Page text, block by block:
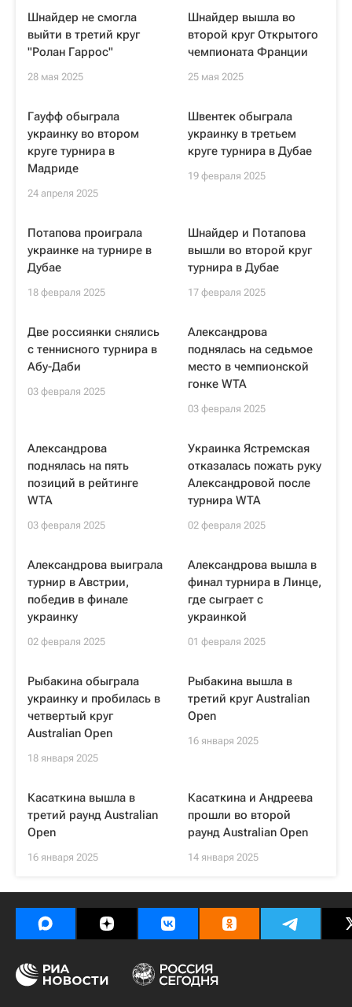
Шнайдер не смогла
выйти в третий круг
"Ролан Гаррос"
28 мая 2025
Шнайдер вышла во
второй круг Открытого
чемпионата Франции
25 мая 2025
Гауфф обыграла
украинку во втором
круге турнира в
Мадриде
24 апреля 2025
Швентек обыграла
украинку в третьем
круге турнира в Дубае
19 февраля 2025
Потапова проиграла
украинке на турнире в
Дубае
18 февраля 2025
Шнайдер и Потапова
вышли во второй круг
турнира в Дубае
17 февраля 2025
Две россиянки снялись
с теннисного турнира в
Абу-Даби
03 февраля 2025
Александрова
поднялась на седьмое
место в чемпионской
гонке WTA
03 февраля 2025
Александрова
поднялась на пять
позиций в рейтинге
WTA
03 февраля 2025
Украинка Ястремская
отказалась пожать руку
Александровой после
турнира WTA
02 февраля 2025
Александрова выиграла
турнир в Австрии,
победив в финале
украинку
02 февраля 2025
Александрова вышла в
финал турнира в Линце,
где сыграет с
украинкой
01 февраля 2025
Рыбакина обыграла
украинку и пробилась в
четвертый круг
Australian Open
18 января 2025
Рыбакина вышла в
третий круг Australian
Open
16 января 2025
Касаткина вышла в
третий раунд Australian
Open
16 января 2025
Касаткина и Андреева
прошли во второй
раунд Australian Open
14 января 2025